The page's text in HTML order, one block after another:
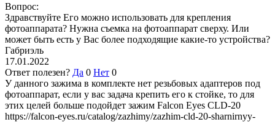
Вопрос:
Здравствуйте Его можно использовать для крепления
фотоаппарата? Нужна съемка на фотоаппарат сверху. Или
может быть есть у Вас более подходящие какие-то устройства?
Габриэль
17.01.2022
Ответ полезен? Да 0 Нет 0
У данного зажима в комплекте нет резьбовых адаптеров под
фотоаппарат, если у вас задача крепить его к стойке, то для
этих целей больше подойдет зажим Falcon Eyes CLD-20
https://falcon-eyes.ru/catalog/zazhimy/zazhim-cld-20-sharnirnyy-